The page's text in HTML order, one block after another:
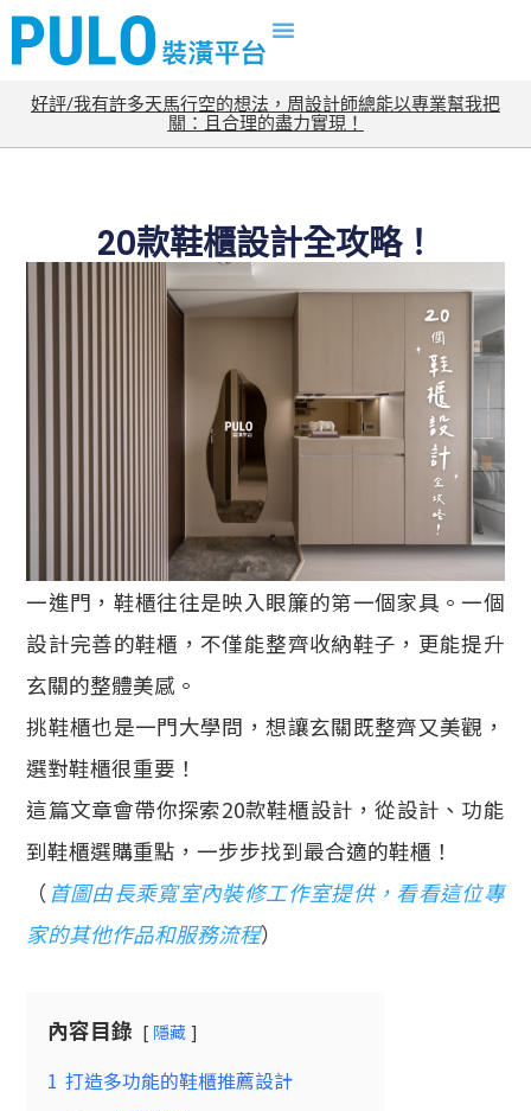
好評/我有許多天馬行空的想法，周設計師總能以專業幫我把
關：且合理的盡力實現！
20款鞋櫃設計全攻略！
一進門，鞋櫃往往是映入眼簾的第一個家具。一個
設計完善的鞋櫃，不僅能整齊收納鞋子，更能提升
玄關的整體美感。
挑鞋櫃也是一門大學問，想讓玄關既整齊又美觀，
選對鞋櫃很重要！
這篇文章會帶你探索20款鞋櫃設計，從設計、功能
到鞋櫃選購重點，一步步找到最合適的鞋櫃！
（ 首圖由長乘寬室內裝修工作室提供，看看這位專
家的其他作品和服務流程）
內容目錄 隱藏
1 打造多功能的鞋櫃推薦設計